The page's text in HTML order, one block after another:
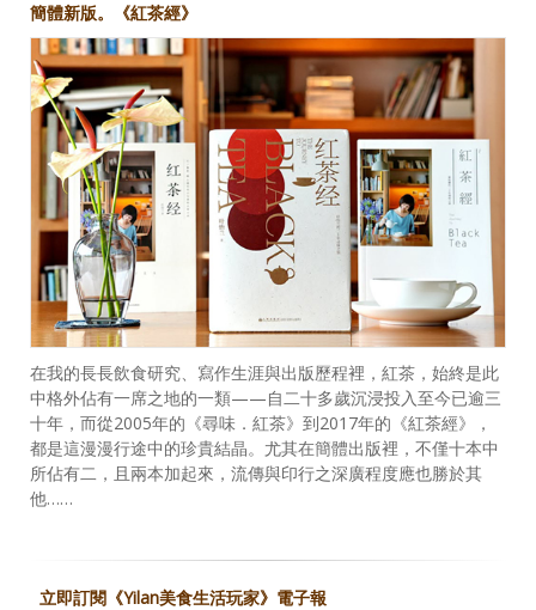
簡體新版。《紅茶經》
在我的長長飲食研究、寫作生涯與出版歷程裡，紅茶，始終是此
中格外佔有一席之地的一類——自二十多歲沉浸投入至今已逾三
十年，而從2005年的《尋味．紅茶》到2017年的《紅茶經》，
都是這漫漫行途中的珍貴結晶。尤其在簡體出版裡，不僅十本中
所佔有二，且兩本加起來，流傳與印行之深廣程度應也勝於其
他……
立即訂閱《Yilan美食生活玩家》電子報